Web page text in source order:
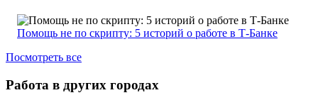
Помощь не по скрипту: 5 историй о работе в Т-Банке
Посмотреть все
Работа в других городах